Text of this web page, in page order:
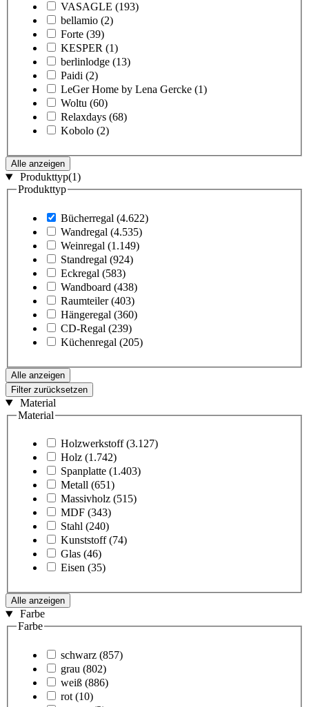
VASAGLE (193)
bellamio (2)
Forte (39)
KESPER (1)
berlinlodge (13)
Paidi (2)
LeGer Home by Lena Gercke (1)
Woltu (60)
Relaxdays (68)
Kobolo (2)
Alle anzeigen
Produkttyp(1)
Produkttyp
Bücherregal (4.622)
Wandregal (4.535)
Weinregal (1.149)
Standregal (924)
Eckregal (583)
Wandboard (438)
Raumteiler (403)
Hängeregal (360)
CD-Regal (239)
Küchenregal (205)
Alle anzeigen
Filter zurücksetzen
Material
Material
Holzwerkstoff (3.127)
Holz (1.742)
Spanplatte (1.403)
Metall (651)
Massivholz (515)
MDF (343)
Stahl (240)
Kunststoff (74)
Glas (46)
Eisen (35)
Alle anzeigen
Farbe
Farbe
schwarz (857)
grau (802)
weiß (886)
rot (10)